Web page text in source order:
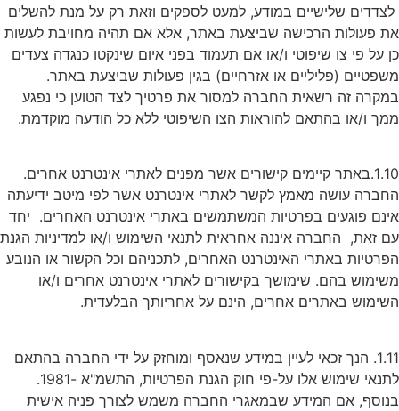
שלישיים במודע, למעט לספקים וזאת רק על מנת להשלים
פעולות הרכישה שביצעת באתר, אלא אם תהיה מחויבת לעשות
על פי צו שיפוטי ו/או אם תעמוד בפני איום שינקטו כנגדה צעדים
(פליליים או אזרחיים) בגין פעולות שביצעת באתר.
זה רשאית החברה למסור את פרטיך לצד הטוען כי נפגע
ו/או בהתאם להוראות הצו השיפוטי ללא כל הודעה מוקדמת.
1.10.באתר קיימים קישורים אשר מפנים לאתרי אינטרנט אחרים.
עושה מאמץ לקשר לאתרי אינטרנט אשר לפי מיטב ידיעתה
פוגעים בפרטיות המשתמשים באתרי אינטרנט האחרים. יחד
זאת, החברה איננה אחראית לתנאי השימוש ו/או למדיניות הגנת
באתרי האינטרנט האחרים, לתכניהם וכל הקשור או הנובע
בהם. שימושך בקישורים לאתרי אינטרנט אחרים ו/או
באתרים אחרים, הינם על אחריותך הבלעדית.
1.11. הנך זכאי לעיין במידע שנאסף ומוחזק על ידי החברה בהתאם
לתנאי שימוש אלו על-פי חוק הגנת הפרטיות, התשמ"א -1981.
אם המידע שבמאגרי החברה משמש לצורך פניה אישית